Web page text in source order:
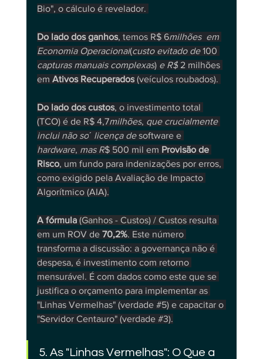
Bio", o cálculo é revelador.
Do lado dos ganhos, temos R$ 6milhões  em
Economia Operacional(custo evitado de 100
capturas manuais complexas) e R$ 2 milhões
em Ativos Recuperados (veículos roubados).
Do lado dos custos, o investimento total
(TCO) é de R$ 4,7milhões, que crucialmente
inclui não soˊ licença de software e
hardware, mas R$ 500 mil em Provisão de
Risco, um fundo para indenizações por erros,
como exigido pela Avaliação de Impacto
Algorítmico (AIA).
A fórmula (Ganhos - Custos) / Custos resulta
em um ROV de 70,2%. Este número
transforma a discussão: a governança não é
despesa, é investimento com retorno
mensurável. É com dados como este que se
justifica o orçamento para implementar as
"Linhas Vermelhas" (verdade #5) e capacitar o
"Servidor Centauro" (verdade #3).
5. As "Linhas Vermelhas": O Que a